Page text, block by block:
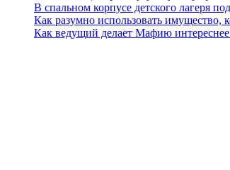
В спальном корпусе детского лагеря
Как разумно использовать имущество,
Как ведущий делает Мафию